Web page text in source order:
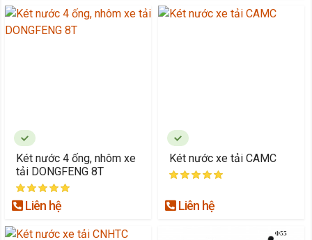
Két nước 4 ống, nhôm xe
tải DONGFENG 8T
Liên hệ
Két nước xe tải CAMC
Liên hệ